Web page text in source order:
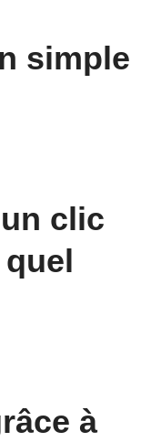
simple
clic
à